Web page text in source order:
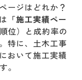
上げる理由
成）に特化
ージはどれか？
「施工実績ペー
位）と成約率の
特に、土木工事
おいて施工実績
。